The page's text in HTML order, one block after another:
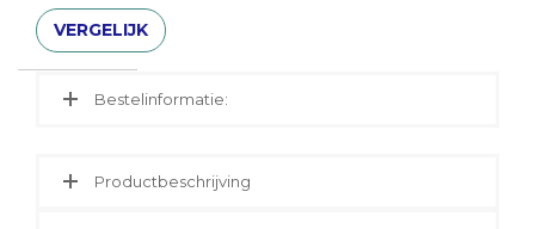
VERGELIJK
Bestelinformatie:
Productbeschrijving